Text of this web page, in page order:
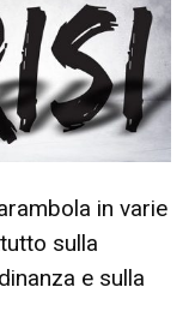
in varie
sulla
e sulla